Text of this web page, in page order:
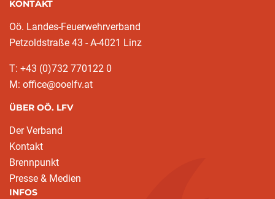
KONTAKT
Oö. Landes-Feuerwehrverband
Petzoldstraße 43 - A-4021 Linz
T: +43 (0)732 770122 0
M: office@ooelfv.at
ÜBER OÖ. LFV
Der Verband
Kontakt
Brennpunkt
Presse & Medien
INFOS